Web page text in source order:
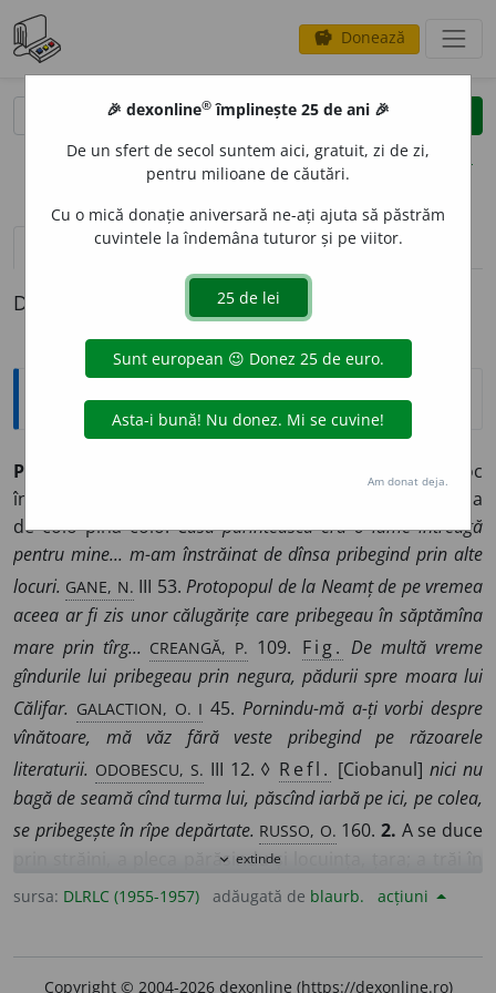
savings Donează
clear
opțiuni
definiții (1) pronunțievolume_up (3)
Definiția cu ID-ul 935655:
Explicative DEX
PRIBEG
A rătăci din loc
în loc, a nu avea nicăieri o așezare statornică; a umbla
de colo pînă colo.Casa părintească era o lume întreagă
pentru mine... m-am înstrăinat de dînsa pribegind prin alte
locuri. GANE, N. III 53.Protopopul de la Neamț de pe vremea
aceea ar fi zis unor călugărițe care pribegeau în săptămîna
mare prin tîrg... CREANGĂ, P. 109. Fig. De multă vreme
gîndurile lui pribegeau prin negura, pădurii spre moara lui
Călifar. GALACTION, O. I 45. Pornindu-mă a-ți vorbi despre
vînătoare, mă văz fără veste pribegind pe răzoarele
literaturii. ODOBESCU, S. III 12. ◊ Refl. [Ciobanul]nici nu
bagă de seamă cînd turma lui, păscînd iarbă pe ici, pe colea,
se pribegește în rîpe depărtate. RUSSO, O. 160.2. A se duce
prin străini, a pleca părăsindu-și locuința, țara; a trăi în
pribegie.V. băjeni.
Erau zile grele. Ne goneau
care au pribegit peste Nistru? SADOVEANU, O.VII 61. Ciubuc
expand_more extinde
sursa: DLRLC (1955-1957) adăugată de blaurb. acțiuni
Copyright © 2004-2026 dexonline (https://dexonline.ro)
🎉 dexonline® împlinește 25 de ani 🎉
De un sfert de secol suntem aici, gratuit, zi de zi,
pentru milioane de căutări.
Cu o mică donație aniversară ne-ați ajuta să păstrăm
cuvintele la îndemâna tuturor și pe viitor.
Am donat deja.